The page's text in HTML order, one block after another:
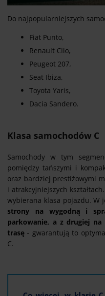
Do najpopularniejszych
Fiat Punto,
Renault Clio,
Peugeot 207,
Seat Ibiza,
Toyota Yaris,
Dacia Sandero.
Klasa samochodów C
Samochody w tym
pomiędzy tańszymi i
oraz bardziej prestiżowymi
i atrakcyjniejszych
wybierana klasa pojazdu. W
strony na wygodną i
parkowanie, a z drugiej
trasę - gwarantują to
C.